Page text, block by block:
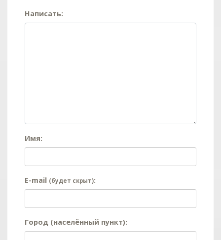
Написать:
Имя:
E-mail (будет скрыт):
Город (населённый пункт):